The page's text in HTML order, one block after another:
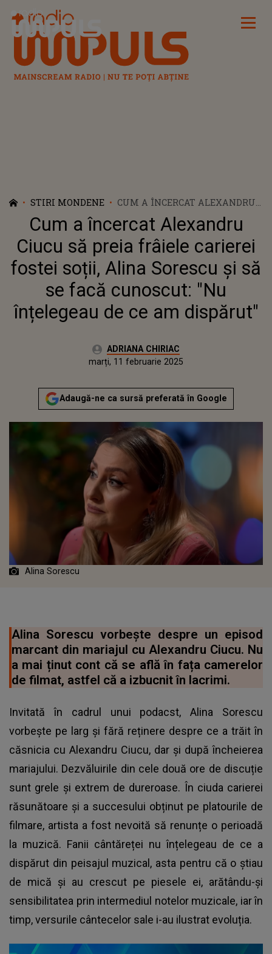
Radio Impuls
STIRI MONDENE
CUM A ÎNCERCAT ALEXANDRU
CIUCU SĂ PREIA FRÂIELE
CARIEREI FOSTEI SOȚII, ALINA
SORESCU ȘI SĂ SE FACĂ
CUNOSCUT: "NU ÎNȚELEGEAU
DE CE AM DISPĂRUT"
Cum a încercat Alexandru
Ciucu să preia frâiele carierei
fostei soții, Alina Sorescu și să
se facă cunoscut: "Nu
înțelegeau de ce am dispărut"
Autor:ADRIANA CHIRIAC
marți, 11 februarie 2025Actualizat:
marți, 11 februarie 2025
Adaugă-ne ca sursă preferată în Google
Alina Sorescu
Alina Sorescu vorbește despre un episod
marcant din mariajul cu Alexandru Ciucu. Nu
a mai ținut cont că se află în fața camerelor
de filmat, astfel că a izbucnit în lacrimi.
Invitată în cadrul unui podacst, Alina Sorescu
vorbește pe larg și fără reținere despre ce a trăit în
căsnicia cu Alexandru Ciucu, dar și după încheierea
mariajului. Dezvăluirile din cele două ore de discuție
sunt grele și extrem de dureroase. În ciuda carierei
răsunătoare și a succesului obținut pe platourile de
filmare, artista a fost nevoită să renunțe o perioadă
la muzică. Fanii cântăreței nu înțelegeau de ce a
dispărut din peisajul muzical, asta pentru că o știau
de mică și au crescut pe piesele ei, arătându-și
sensibilitatea prin intermediul notelor muzicale, iar în
timp, versurile cântecelor sale i-au ilustrat evoluția.